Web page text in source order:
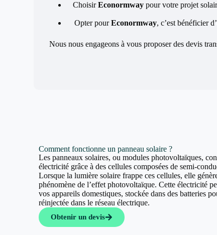
ChoisirEconormway pour votre projet
Opter pourEconormway, c’est bénéficier
Nous nous engageons à vous proposer des devis
Comment fonctionne un panneau solaire ?
Les panneaux solaires, ou modules photovoltaïques,
électricité grâce à des cellules composées de semi-
Lorsque la lumière solaire frappe ces cellules, elle
phénomène de l’effet photovoltaïque. Cette électricité
vos appareils domestiques, stockée dans des batteries
réinjectée dans le réseau électrique.
Obtenir un devis